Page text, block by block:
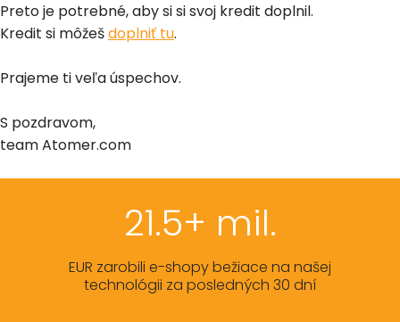
Preto je potrebné, aby si si svoj kredit doplnil.
Kredit si môžešdoplniť tu.
Prajeme ti veľa úspechov.
S pozdravom,
team Atomer.com
21.5+ mil.
EUR zarobili e-shopy bežiace na našej
technológii za posledných 30 dní